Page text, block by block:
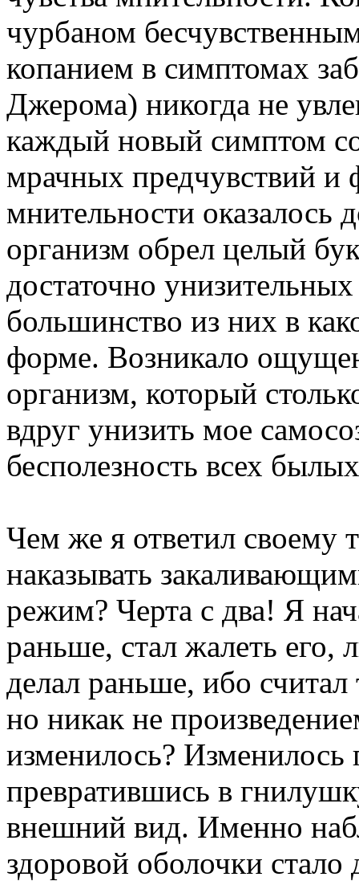
чурбаном
копанием в симптомах
Джерома) никогда не
каждый новый симптом
мрачных предчувствий и
мнительности оказалось
организм обрел целый
достаточно
большинство из них в
форме. Возникало
организм, который
вдруг унизить мое
бесполезность всех
Чем же я ответил своему
наказывать
режим? Черта с два! Я
раньше, стал жалеть его,
делал раньше, ибо
но никак не
изменилось? Изменилось
превратившись в
внешний вид. Именно
здоровой оболочки